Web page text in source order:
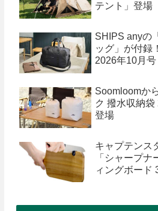
テント」登場
SHIPS anyの
ッグ」が付録
2026年10月号
Soomloomか
ク 撥水収納袋
登場
キャプテンス
「シャープナ
ィングボード